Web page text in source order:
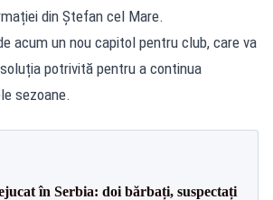
din Ștefan cel Mare.
acum un nou capitol pentru club, care va
potrivită pentru a continua
sezoane.
în Serbia: doi bărbați, suspectați